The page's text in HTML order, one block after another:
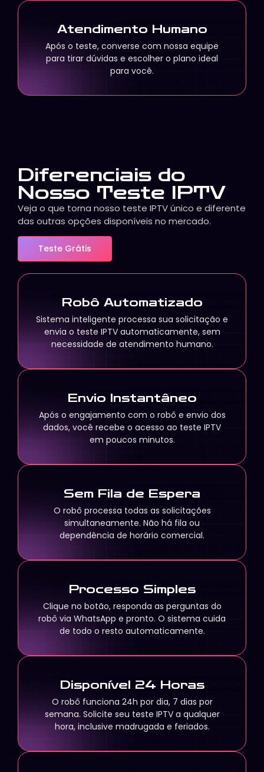
Atendimento Humano
Após o teste, converse com nossa equipe
para tirar dúvidas e escolher o plano ideal
para você.
Diferenciais do
Nosso Teste IPTV
Veja o que torna nosso teste IPTV único e diferente
das outras opções disponíveis no mercado.
Teste Grátis
Robô Automatizado
Sistema inteligente processa sua solicitação e
envia o teste IPTV automaticamente, sem
necessidade de atendimento humano.
Envio Instantâneo
Após o engajamento com o robô e envio dos
dados, você recebe o acesso ao teste IPTV
em poucos minutos.
Sem Fila de Espera
O robô processa todas as solicitações
simultaneamente. Não há fila ou
dependência de horário comercial.
Processo Simples
Clique no botão, responda as perguntas do
robô via WhatsApp e pronto. O sistema cuida
de todo o resto automaticamente.
Disponível 24 Horas
O robô funciona 24h por dia, 7 dias por
semana. Solicite seu teste IPTV a qualquer
hora, inclusive madrugada e feriados.